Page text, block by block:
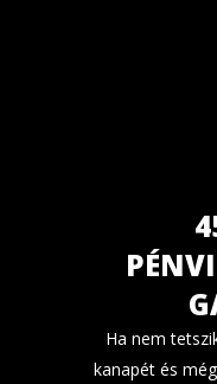
Ha nem
kanapét és